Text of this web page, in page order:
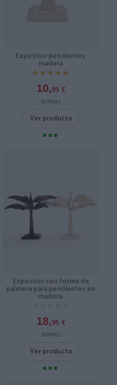
Expositor pendientes
madera
★★★★★
★★★★★
10,95 €
[EXPE06 ]
Ver producto
Expositor con forma de
palmera para pendientes en
madera.
18,95 €
[EXPE05 ]
Ver producto